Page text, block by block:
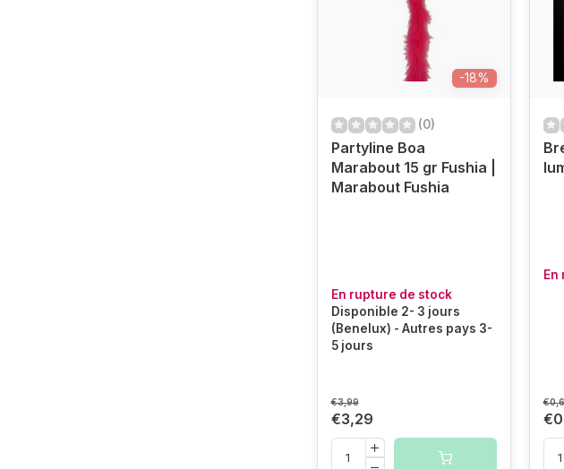
-18%
(0)
Partyline Boa
Marabout 15 gr Fushia |
Marabout Fushia
En rupture de stock
Disponible 2- 3 jours
(Benelux) - Autres pays 3-
5 jours
€3,99
€3,29